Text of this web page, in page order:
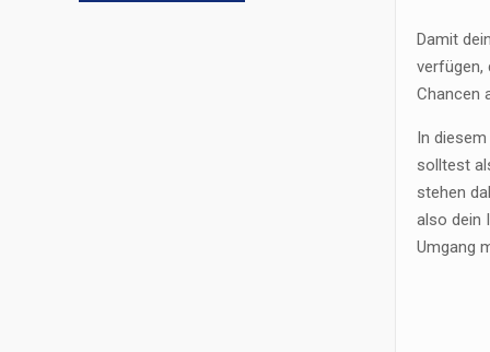
Damit
verfügen,
Chancen
In
solltest
stehen
also dein
Umgang